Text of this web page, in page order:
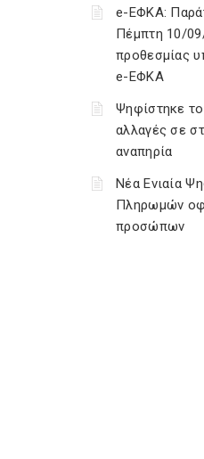
e-ΕΦΚΑ:
Πέμπτη 10/
προθεσμίας
e-ΕΦΚΑ
Ψηφίστηκε
αλλαγές σε
αναπηρία
Νέα Ενιαία
Πληρωμών
προσώπων